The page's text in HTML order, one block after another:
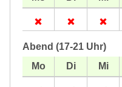
Abend (17-21 Uhr)